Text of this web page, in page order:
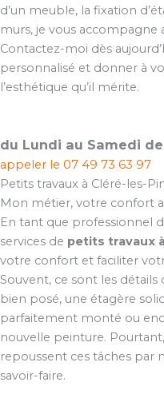
d’un meuble, la fixation
murs, je vous accompagne
Contactez-moi dès
personnalisé et donner à
l’esthétique qu’il mérite.
du Lundi au Samedi de
appeler le 07 49 73 63 97
Petits travaux à Cléré-les-
Mon métier, votre confort
En tant que professionnel
services de petits travaux
votre confort et faciliter
Souvent, ce sont les
bien posé, une étagère
parfaitement monté ou
nouvelle peinture.
repoussent ces tâches par
savoir-faire.